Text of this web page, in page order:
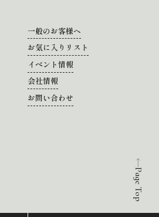
Page Top
一般のお客様へ
お気に入りリスト
イベント情報
会社情報
お問い合わせ